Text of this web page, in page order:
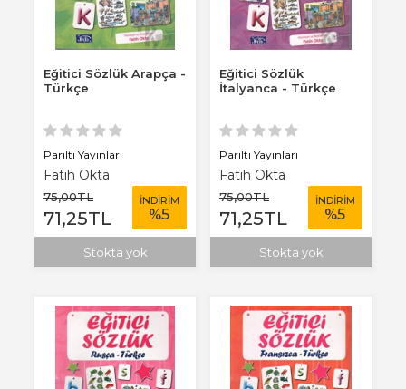
Eğitici Sözlük Arapça -
Türkçe
Parıltı Yayınları
Fatih Okta
75,00TL
71,25TL
İNDİRİM
%5
Stokta yok
Eğitici Sözlük
İtalyanca - Türkçe
Parıltı Yayınları
Fatih Okta
75,00TL
71,25TL
İNDİRİM
%5
Stokta yok